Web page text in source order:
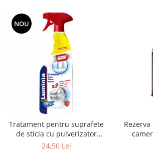
NOU
Tratament pentru suprafete
de sticla cu pulverizator
750ml
24,50 Lei